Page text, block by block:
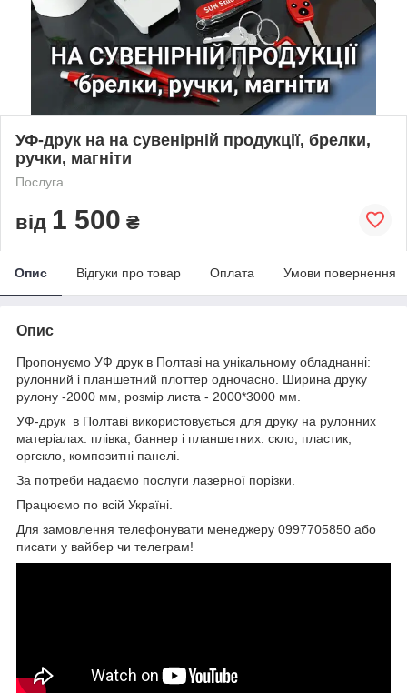
УФ-друк на на сувенірній продукції, брелки,
ручки, магніти
Послуга
від 1 500 ₴
Опис Відгуки про товар Оплата Умови повернення
Опис
Пропонуємо УФ друк в Полтаві на унікальному обладнанні:
рулонний і планшетний плоттер одночасно. Ширина друку
рулону -2000 мм, розмір листа - 2000*3000 мм.
УФ-друк в Полтаві використовується для друку на рулонних
матеріалах: плівка, баннер і планшетних: скло, пластик,
оргскло, композитні панелі.
За потреби надаємо послуги лазерної порізки.
Працюємо по всій Україні.
Для замовлення телефонувати менеджеру 0997705850 або
писати у вайбер чи телеграм!